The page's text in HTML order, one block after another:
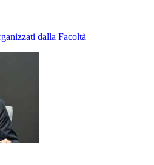
dalla Facoltà